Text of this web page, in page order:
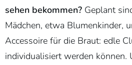
sehen bekommen? Geplant
Mädchen, etwa Blumenkinder,
Accessoire für die Braut: edle
individualisiert werden können.